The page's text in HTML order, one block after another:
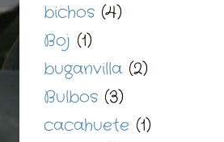
bichos (4)
Boj (1)
buganvilla (2)
Bulbos (3)
cacahuete (1)